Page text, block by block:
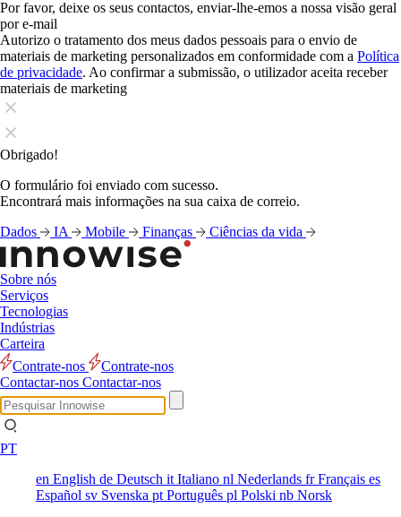
Por favor, deixe os seus contactos, enviar-lhe-emos a nossa visão geral
por e-mail
Autorizo o tratamento dos meus dados pessoais para o envio de
materiais de marketing personalizados em conformidade com a Política
de privacidade. Ao confirmar a submissão, o utilizador aceita receber
materiais de marketing
Obrigado!
O formulário foi enviado com sucesso.
Encontrará mais informações na sua caixa de correio.
Dados
IA Mobile Finanças Ciências da vida
Sobre nós
Serviços
Tecnologias
Indústrias
Carteira
Contrate-nos
Contrate-nos
Contactar-nos Contactar-nos
PT
en English de Deutsch it Italiano nl Nederlands frFrançais es
Español sv Svenska pt Português pl Polski nb Norsk